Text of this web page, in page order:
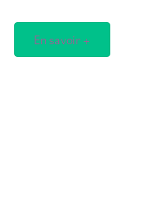
En savoir +